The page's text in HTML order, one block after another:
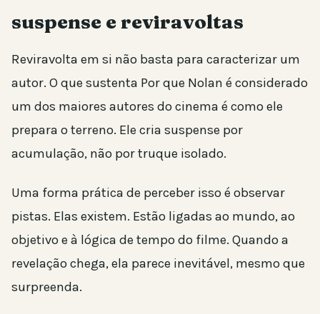
suspense e reviravoltas
Reviravolta em si não basta para caracterizar um
autor. O que sustenta Por que Nolan é considerado
um dos maiores autores do cinema é como ele
prepara o terreno. Ele cria suspense por
acumulação, não por truque isolado.
Uma forma prática de perceber isso é observar
pistas. Elas existem. Estão ligadas ao mundo, ao
objetivo e à lógica de tempo do filme. Quando a
revelação chega, ela parece inevitável, mesmo que
surpreenda.